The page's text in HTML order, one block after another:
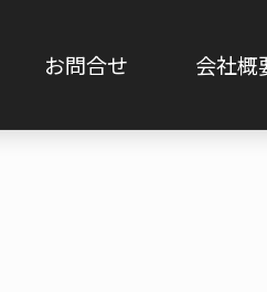
お問合せ 会社概